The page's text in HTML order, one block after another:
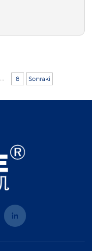
... 8 Sonraki